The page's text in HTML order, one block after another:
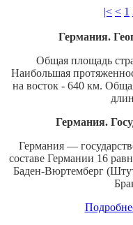
|< < 1
Германия.
Общая площадь
Наибольшая
на восток - 640 км.
Германия.
Германия —
составе Германии 16
Баден-Вюртемберг